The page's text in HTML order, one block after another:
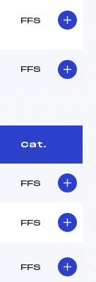
FFS
FFS
Cat.
FFS
FFS
FFS